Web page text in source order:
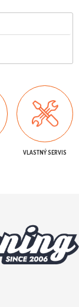
VLASTNÝ SERVIS